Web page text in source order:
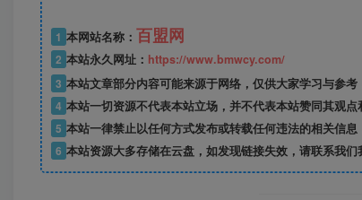
1 本网站名称： 百盟网
2 本站永久网址： https://www.bmwcy.com/
3 本站文章部分内容可能来源于网络，仅供大家学习与参考
4 本站一切资源不代表本站立场，并不代表本站赞同其观点
5 本站一律禁止以任何方式发布或转载任何违法的相关信
6 本站资源大多存储在云盘，如发现链接失效，请联系我们